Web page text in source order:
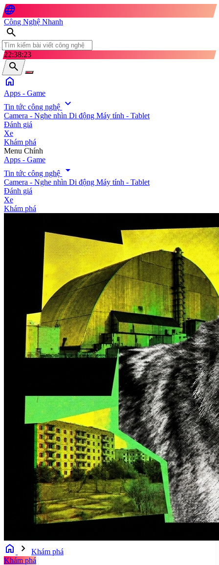
language
Công Nghệ Nhanh
search
22:38:25
search
home
Apps - Game
Tin tức công nghệ expand_more
Camera - Nghe nhìn Di động Máy tính - Tablet
Đánh giá
Xe
Khám phá
search
Menu Chính
Apps - Game
Tin tức công nghệ
arrow_drop_down
Camera - Nghe nhìn Di động Máy tính - Tablet
Đánh giá
Xe
Khám phá
home chevron_right
Khám phá
Khám phá